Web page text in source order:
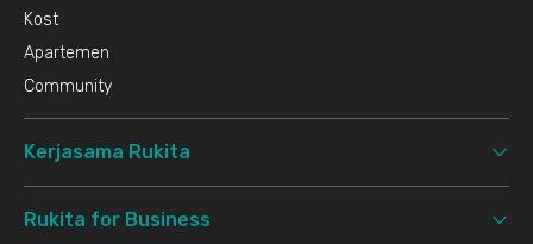
Kost
Apartemen
Community
Kerjasama Rukita
Rukita for Business